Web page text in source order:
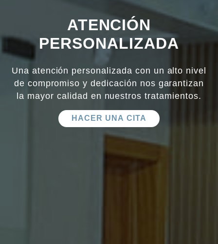
ATENCIÓN
PERSONALIZADA
Una atención personalizada con un alto nivel
de compromiso y dedicación nos garantizan
la mayor calidad en nuestros tratamientos.
HACER UNA CITA